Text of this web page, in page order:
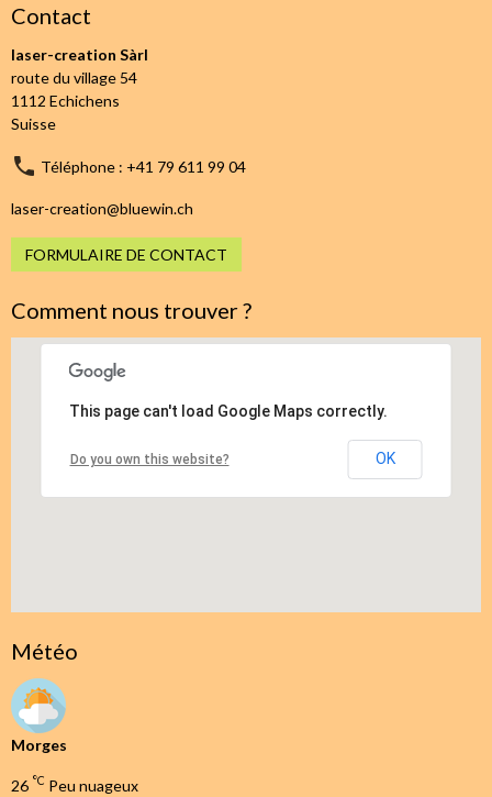
Contact
laser-creation Sàrl
route du village 54
1112 Echichens
Suisse
Téléphone : +41 79 611 99 04
laser-creation@bluewin.ch
FORMULAIRE DE CONTACT
Comment nous trouver ?
This page can't load Google Maps correctly.
Do you own this website? OK
Météo
Morges
26 °C Peu nuageux